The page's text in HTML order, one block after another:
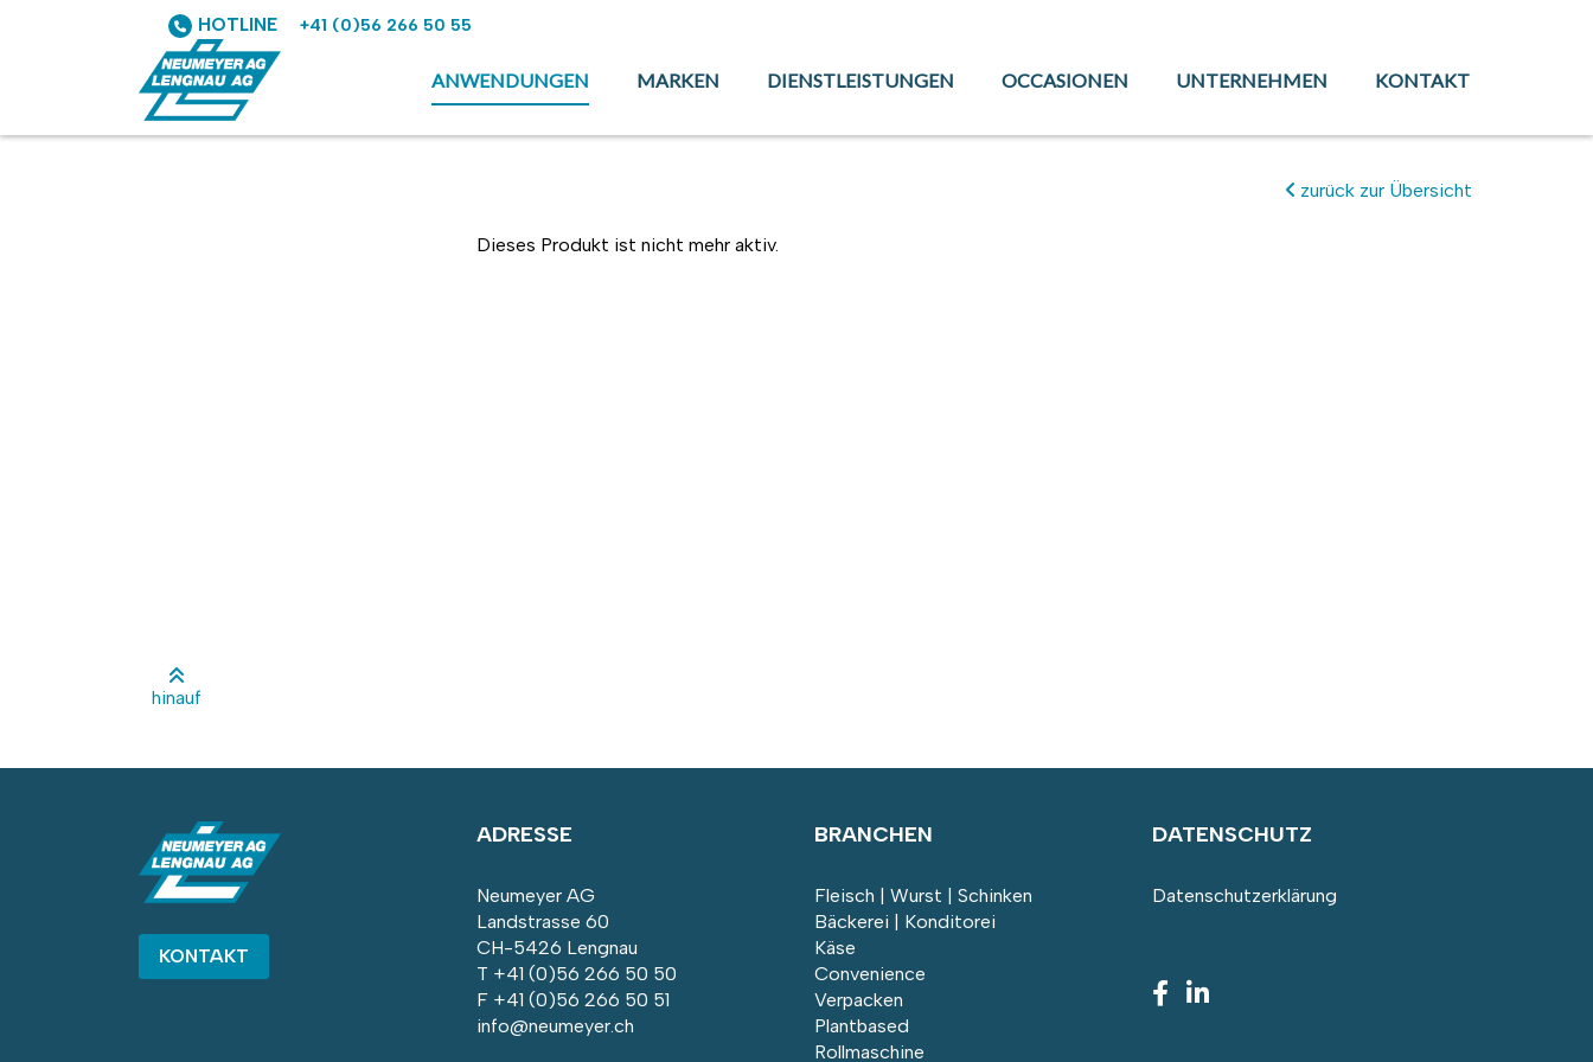
HOTLINE +41 (0)56 266 50 55
ANWENDUNGEN MARKEN DIENSTLEISTUNGEN OCCASIONEN UNTERNEHMEN KONTAKT
zurück zur Übersicht
Dieses Produkt ist nicht mehr aktiv.
hinauf
KONTAKT
ADRESSE
Neumeyer AG
Landstrasse 60
CH-5426 Lengnau
T +41 (0)56 266 50 50
F +41 (0)56 266 50 51
info@neumeyer.ch
BRANCHEN
Fleisch | Wurst | Schinken
Bäckerei | Konditorei
Käse
Convenience
Verpacken
Plantbased
Rollmaschine
DATENSCHUTZ
Datenschutzerklärung